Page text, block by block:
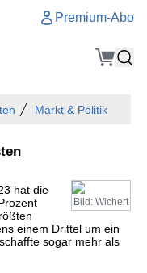
Premium-Abo
Markt & Politik
Bild: Wichert
hat die
einem Drittel um ein
sogar mehr als